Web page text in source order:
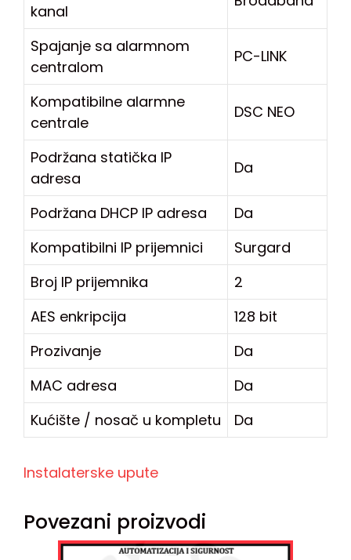
kanal
Spajanje sa alarmnom
centralom
PC-LINK
Kompatibilne alarmne
centrale
DSC NEO
Podržana statička IP
adresa
Da
Podržana DHCP IP adresa
Da
Kompatibilni IP prijemnici
Surgard
Broj IP prijemnika
2
AES enkripcija
128 bit
Prozivanje
Da
MAC adresa
Da
Kućište / nosač u kompletu
Da
Instalaterske upute
Povezani proizvodi